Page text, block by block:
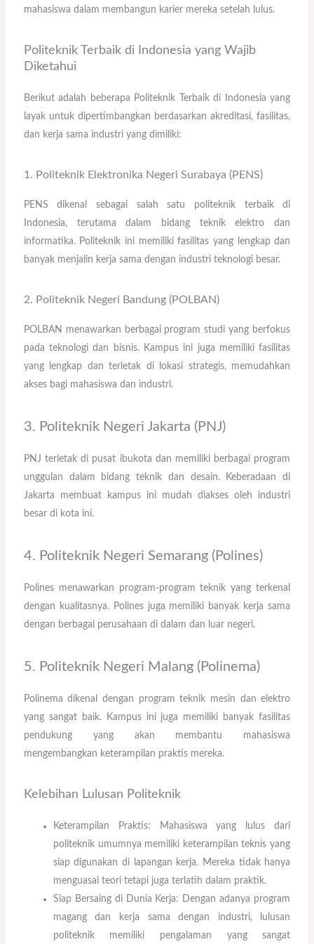
mahasiswa dalam membangun karier mereka setelah lulus.
Politeknik Terbaik di Indonesia yang Wajib
Diketahui
Berikut adalah beberapa Politeknik Terbaik di Indonesia yang
layak untuk dipertimbangkan berdasarkan akreditasi, fasilitas,
dan kerja sama industri yang dimiliki:
1. Politeknik Elektronika Negeri Surabaya (PENS)
PENS dikenal sebagai salah satu politeknik terbaik di
Indonesia, terutama dalam bidang teknik elektro dan
informatika. Politeknik ini memiliki fasilitas yang lengkap dan
banyak menjalin kerja sama dengan industri teknologi besar.
2. Politeknik Negeri Bandung (POLBAN)
POLBAN menawarkan berbagai program studi yang berfokus
pada teknologi dan bisnis. Kampus ini juga memiliki fasilitas
yang lengkap dan terletak di lokasi strategis, memudahkan
akses bagi mahasiswa dan industri.
3. Politeknik Negeri Jakarta (PNJ)
PNJ terletak di pusat ibukota dan memiliki berbagai program
unggulan dalam bidang teknik dan desain. Keberadaan di
Jakarta membuat kampus ini mudah diakses oleh industri
besar di kota ini.
4. Politeknik Negeri Semarang (Polines)
Polines menawarkan program-program teknik yang terkenal
dengan kualitasnya. Polines juga memiliki banyak kerja sama
dengan berbagai perusahaan di dalam dan luar negeri.
5. Politeknik Negeri Malang (Polinema)
Polinema dikenal dengan program teknik mesin dan elektro
yang sangat baik. Kampus ini juga memiliki banyak fasilitas
pendukung yang akan membantu mahasiswa
mengembangkan keterampilan praktis mereka.
Kelebihan Lulusan Politeknik
Keterampilan Praktis: Mahasiswa yang lulus dari
politeknik umumnya memiliki keterampilan teknis yang
siap digunakan di lapangan kerja. Mereka tidak hanya
menguasai teori tetapi juga terlatih dalam praktik.
Siap Bersaing di Dunia Kerja: Dengan adanya program
magang dan kerja sama dengan industri, lulusan
politeknik memiliki pengalaman yang sangat